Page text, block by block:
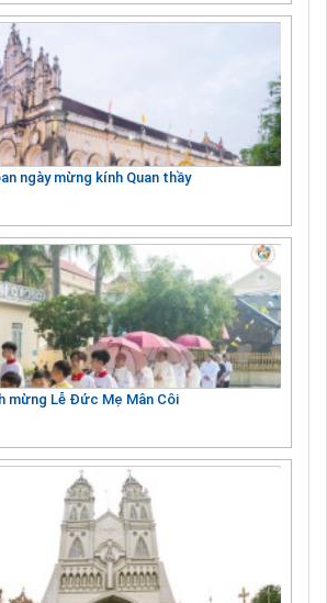
ngày mừng kính Quan thầy
mừng Lễ Đức Mẹ Mân Côi